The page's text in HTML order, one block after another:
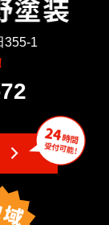
355-1